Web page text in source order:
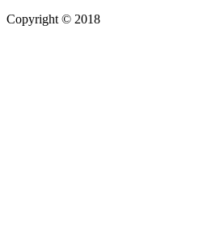
Copyright © 2018